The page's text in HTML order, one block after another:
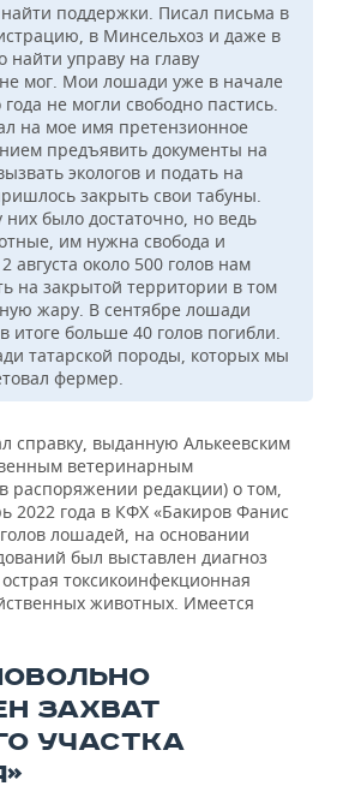
поддержки. Писал письма в
в Минсельхоз и даже в
найти управу на главу
мог. Мои лошади уже в начале
не могли свободно пастись.
на мое имя претензионное
предъявить документы на
экологов и подать на
закрыть свои табуны.
было достаточно, но ведь
им нужна свобода и
августа около 500 голов нам
на закрытой территории в том
жару. В сентябре лошади
итоге больше 40 голов погибли.
татарской породы, которых мы
фермер.
справку, выданную Алькеевским
ветеринарным
распоряжении редакции) о том,
2022 года в КФХ «Бакиров Фанис
лошадей, на основании
был выставлен диагноз
токсикоинфекционная
животных. Имеется
ЗАХВАТ
УЧАСТКА